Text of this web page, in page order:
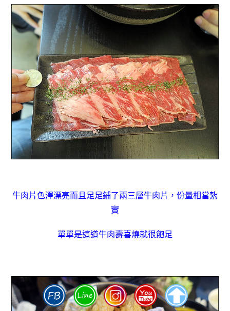
牛肉片色澤漂亮而且足足鋪了兩三層牛肉片， 份量相當紮
實
單單是這道牛肉壽喜燒就很飽足